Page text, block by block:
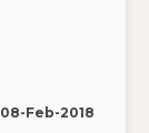
08-Feb-2018